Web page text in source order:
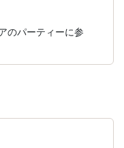
のパーティーに参